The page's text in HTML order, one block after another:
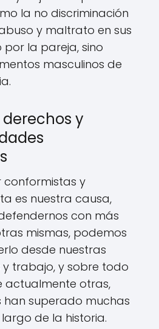
la no discriminación
y maltrato en sus
por la pareja, sino
masculinos de
derechos y
conformistas y
es nuestra causa,
con más
mismas, podemos
desde nuestras
y trabajo, y sobre todo
actualmente otras,
han superado muchas
de la historia.